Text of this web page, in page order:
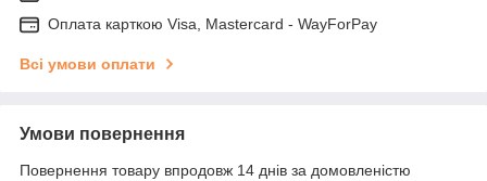
Оплата карткою Visa, Mastercard - WayForPay
Всі умови оплати
Умови повернення
Повернення товару впродовж 14 днів за домовленістю